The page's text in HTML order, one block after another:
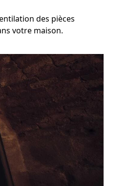
des pièces
votre maison.